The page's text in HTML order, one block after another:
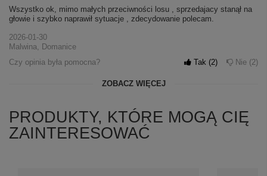
Wszystko ok, mimo małych przeciwności losu , sprzedajacy stanął na
głowie i szybko naprawił sytuacje , zdecydowanie polecam.
2026-01-30
Malwina, Domanice
Czy opinia była pomocna?
Tak 2 Nie 2
ZOBACZ WIĘCEJ
PRODUKTY, KTÓRE MOGĄ CIĘ
ZAINTERESOWAĆ